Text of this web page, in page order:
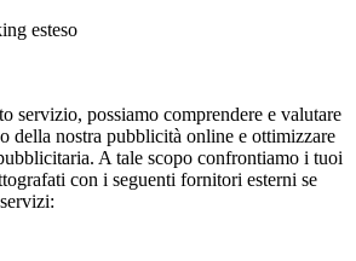
esteso
servizio, possiamo comprendere e valutare
della nostra pubblicità online e ottimizzare
A tale scopo confrontiamo i tuoi
con i seguenti fornitori esterni se